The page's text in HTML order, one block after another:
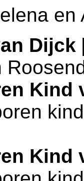
en
Dijck
Kind
Kind